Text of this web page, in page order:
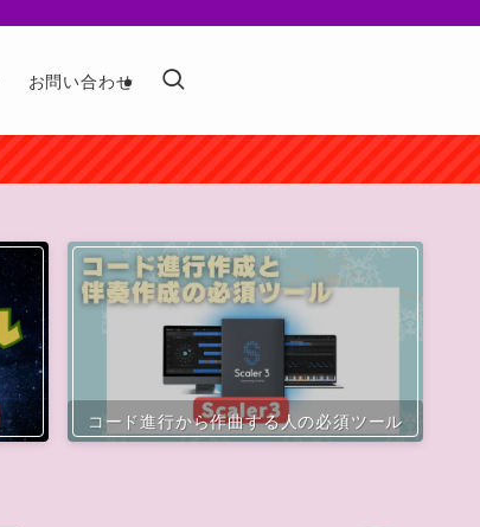
お問い合わせ
コード進行から作曲する人の必須ツール